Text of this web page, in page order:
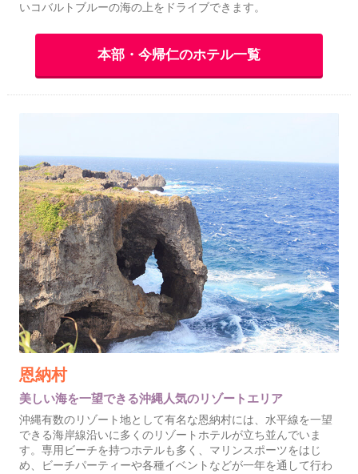
いコバルトブルーの海の上をドライブできます。
本部・今帰仁のホテル一覧
恩納村
美しい海を一望できる沖縄人気のリゾートエリア
沖縄有数のリゾート地として有名な恩納村には、水平線を一望
できる海岸線沿いに多くのリゾートホテルが立ち並んでいま
す。専用ビーチを持つホテルも多く、マリンスポーツをはじ
め、ビーチパーティーや各種イベントなどが一年を通して行わ